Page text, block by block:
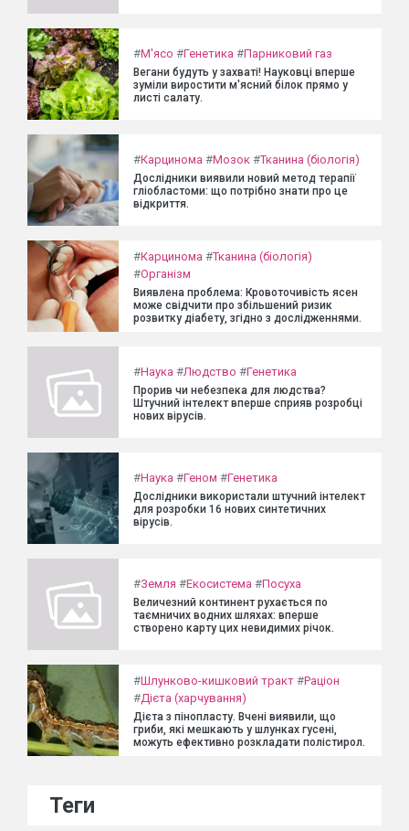
#М'ясо #Генетика #Парниковий газ
Вегани будуть у захваті! Науковці вперше
зуміли виростити м'ясний білок прямо у
листі салату.
#Карцинома #Мозок #Тканина (біологія)
Дослідники виявили новий метод терапії
гліобластоми: що потрібно знати про це
відкриття.
#Карцинома #Тканина (біологія)
#Організм
Виявлена проблема: Кровоточивість ясен
може свідчити про збільшений ризик
розвитку діабету, згідно з дослідженнями.
#Наука #Людство #Генетика
Прорив чи небезпека для людства?
Штучний інтелект вперше сприяв розробці
нових вірусів.
#Наука #Геном #Генетика
Дослідники використали штучний інтелект
для розробки 16 нових синтетичних
вірусів.
#Земля #Екосистема #Посуха
Величезний континент рухається по
таємничих водних шляхах: вперше
створено карту цих невидимих річок.
#Шлунково-кишковий тракт #Раціон
#Дієта (харчування)
Дієта з пінопласту. Вчені виявили, що
гриби, які мешкають у шлунках гусені,
можуть ефективно розкладати полістирол.
Теги